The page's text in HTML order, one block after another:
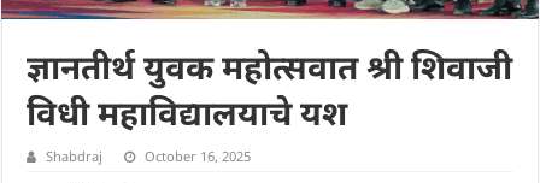
ज्ञानतीर्थ युवक महोत्सवात श्री शिवाजी
विधी महाविद्यालयाचे यश
Shabdraj October 16, 2025